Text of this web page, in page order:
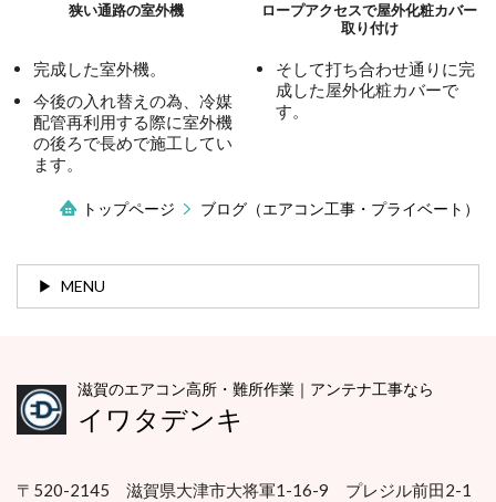
狭い通路の室外機
完成した室外機。
今後の入れ替えの為、冷媒
配管再利用する際に室外機
の後ろで長めで施工してい
ます。
ロープアクセスで屋外化粧カバー
取り付け
そして打ち合わせ通りに完
成した屋外化粧カバーで
す。
トップページ ブログ（エアコン工事・プライベート）
MENU
滋賀のエアコン高所・難所作業｜アンテナ工事なら
イワタデンキ
〒520-2145 滋賀県大津市大将軍1-16-9 プレジル前田2-1